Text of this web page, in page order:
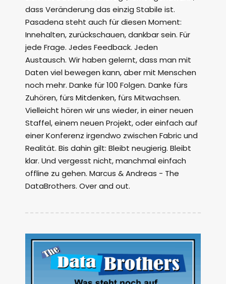
dass Veränderung das einzig Stabile ist.
Pasadena steht auch für diesen Moment:
Innehalten, zurückschauen, dankbar sein. Für
jede Frage. Jedes Feedback. Jeden
Austausch. Wir haben gelernt, dass man mit
Daten viel bewegen kann, aber mit Menschen
noch mehr. Danke für 100 Folgen. Danke fürs
Zuhören, fürs Mitdenken, fürs Mitwachsen.
Vielleicht hören wir uns wieder, in einer neuen
Staffel, einem neuen Projekt, oder einfach auf
einer Konferenz irgendwo zwischen Fabric und
Realität. Bis dahin gilt: Bleibt neugierig. Bleibt
klar. Und vergesst nicht, manchmal einfach
offline zu gehen. Marcus & Andreas - The
DataBrothers. Over and out.